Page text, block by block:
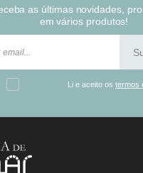
as últimas novidades,
em vários produtos!
Li e aceito ostermos